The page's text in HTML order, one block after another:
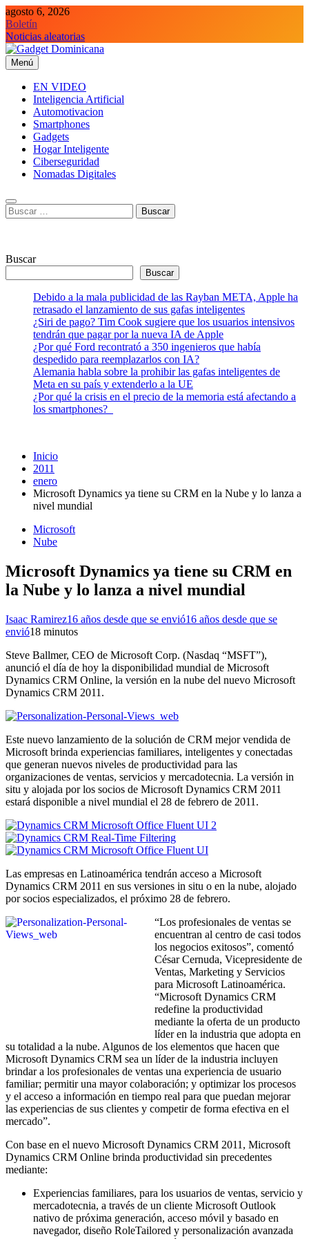
Saltar
al
contenido
agosto 6, 2026
Boletín
Noticias aleatorias
Gadget Dominicana
Gadgets y Tecnología de consumo
Menú
EN VIDEO
Inteligencia Artificial
Automotivacion
Smartphones
Gadgets
Hogar Inteligente
Ciberseguridad
Nomadas Digitales
Buscar:
Buscar
Buscar
Debido a la mala publicidad de las Rayban META, Apple ha
retrasado el lanzamiento de sus gafas inteligentes
¿Siri de pago? Tim Cook sugiere que los usuarios intensivos
tendrán que pagar por la nueva IA de Apple
¿Por qué Ford recontrató a 350 ingenieros que había
despedido para reemplazarlos con IA?
Alemania habla sobre la prohibir las gafas inteligentes de
Meta en su país y extenderlo a la UE
¿Por qué la crisis en el precio de la memoria está afectando a
los smartphones?
Inicio
2011
enero
Microsoft Dynamics ya tiene su CRM en la Nube y lo lanza a
nivel mundial
Microsoft
Nube
Microsoft Dynamics ya tiene su CRM en
la Nube y lo lanza a nivel mundial
Isaac Ramirez16 años desde que se envió16 años desde que se
envió18 minutos
Steve Ballmer, CEO de Microsoft Corp. (Nasdaq “MSFT”),
anunció el día de hoy la disponibilidad mundial de Microsoft
Dynamics CRM Online, la versión en la nube del nuevo Microsoft
Dynamics CRM 2011.
Este nuevo lanzamiento de la solución de CRM mejor vendida de
Microsoft brinda experiencias familiares, inteligentes y conectadas
que generan nuevos niveles de productividad para las
organizaciones de ventas, servicios y mercadotecnia. La versión in
situ y alojada por los socios de Microsoft Dynamics CRM 2011
estará disponible a nivel mundial el 28 de febrero de 2011.
Las empresas en Latinoamérica tendrán acceso a Microsoft
Dynamics CRM 2011 en sus versiones in situ o en la nube, alojado
por socios especializados, el próximo 28 de febrero.
“Los profesionales de ventas se
encuentran al centro de casi todos
los negocios exitosos”, comentó
César Cernuda, Vicepresidente de
Ventas, Marketing y Servicios
para Microsoft Latinoamérica.
“Microsoft Dynamics CRM
redefine la productividad
mediante la oferta de un producto
líder en la industria que adopta en
su totalidad a la nube. Algunos de los elementos que hacen que
Microsoft Dynamics CRM sea un líder de la industria incluyen
brindar a los profesionales de ventas una experiencia de usuario
familiar; permitir una mayor colaboración; y optimizar los procesos
y el acceso a información en tiempo real para que puedan mejorar
las experiencias de sus clientes y competir de forma efectiva en el
mercado”.
Con base en el nuevo Microsoft Dynamics CRM 2011, Microsoft
Dynamics CRM Online brinda productividad sin precedentes
mediante:
Experiencias familiares, para los usuarios de ventas, servicio y
mercadotecnia, a través de un cliente Microsoft Outlook
nativo de próxima generación, acceso móvil y basado en
navegador, diseño RoleTailored y personalización avanzada